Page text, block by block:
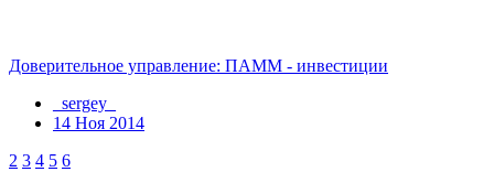
Доверительное управление: ПАММ - инвестиции
_sergey_
14 Ноя 2014
2 3 4 5 6